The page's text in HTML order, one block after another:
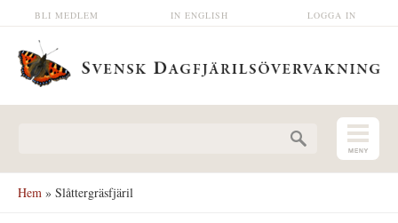
Hoppa till huvudinnehåll LOGGA IN
IN ENGLISH
BLI MEDLEM
Hem » Slåttergräsfjäril